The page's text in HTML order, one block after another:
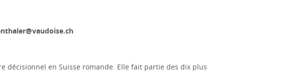
décisionnel en Suisse romande. Elle fait partie des dix plus